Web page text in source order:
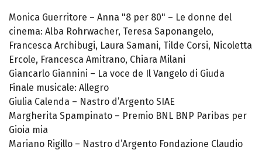
Monica Guerritore – Anna "8 per 80" – Le donne del
cinema: Alba Rohrwacher, Teresa Saponangelo,
Francesca Archibugi, Laura Samani, Tilde Corsi, Nicoletta
Ercole, Francesca Amitrano, Chiara Milani
Giancarlo Giannini – La voce de Il Vangelo di Giuda
Finale musicale: Allegro
Giulia Calenda – Nastro d’Argento SIAE
Margherita Spampinato – Premio BNL BNP Paribas per
Gioia mia
Mariano Rigillo – Nastro d’Argento Fondazione Claudio